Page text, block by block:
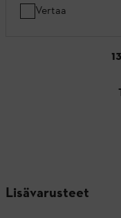
Vertaa
13
Lisävarusteet